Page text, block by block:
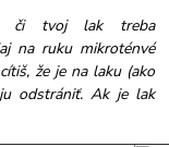
či tvoj lak treba
na ruku mikroténvé
že je na laku (ako
odstrániť. Ak je lak